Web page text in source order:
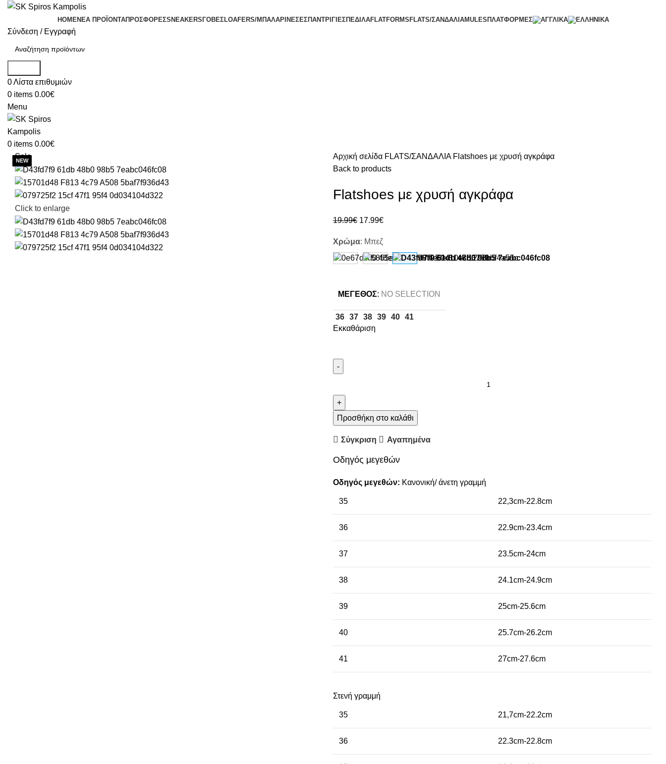
HOMEΝΕΑ ΠΡΟΪΟΝΤΑΠΡΟΣΦΟΡΕΣSNEAKERS ΓΟΒΕΣLOAFERS/ΜΠΑΛΑΡΙΝΕΣΕΣΠΑΝΤΡΙΓΙΕΣΠΕΔΙΛΑFLATFORMS FLATS/ΣΑΝΔΑΛΙΑMULES ΠΛΑΤΦΟΡΜΕΣ
Σύνδεση / Εγγραφή
0Λίστα επιθυμιών
0 items 0.00€
Menu
0 items 0.00€
Sale
Click to enlarge
Αρχική σελίδα FLATS/ΣΑΝΔΑΛΙΑ Flatshoes με χρυσή αγκράφα
Back to products
Flatshoes με χρυσή αγκράφα
19.99€ 17.99€
Χρώμα: Μπεζ
ΜΈΓΕΘΟΣ: NO SELECTION
36 37 38 39 40 41
Εκκαθάριση
Προσθήκη στο καλάθι
Σύγκριση Αγαπημένα
Οδηγός μεγεθών
Οδηγός μεγεθών: Κανονική/ άνετη γραμμή
35 22,3cm-22.8cm
36 22.9cm-23.4cm
37 23.5cm-24cm
38 24.1cm-24.9cm
39 25cm-25.6cm
40 25.7cm-26.2cm
41 27cm-27.6cm
Στενή γραμμή
35 21,7cm-22.2cm
36 22.3cm-22.8cm